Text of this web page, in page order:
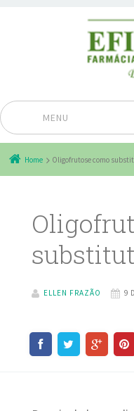
MENU
Pular para o conteúdo
Home Oligofrutose como
ELLEN FRAZÃO 9